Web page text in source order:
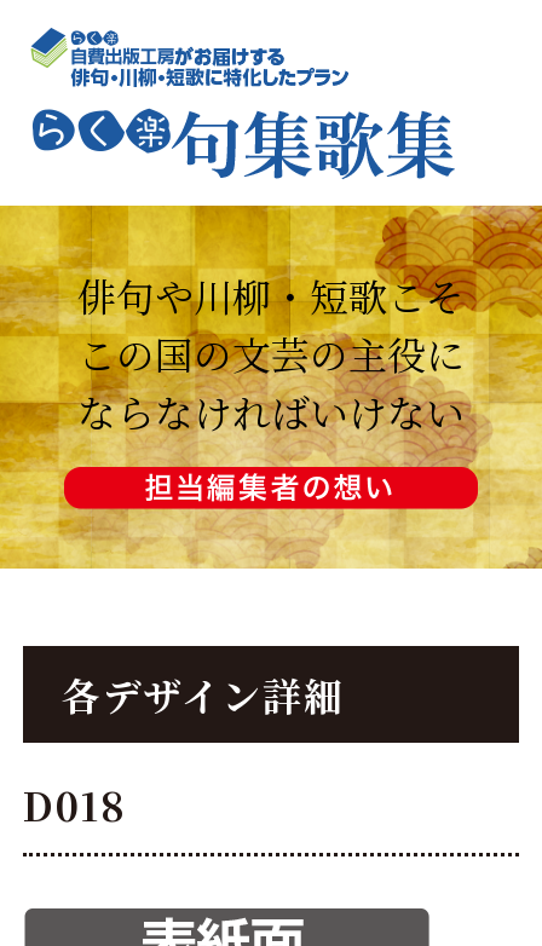
俳句や川柳・短歌こそ
この国の文芸の主役に
ならなければいけない
各デザイン詳細
D018